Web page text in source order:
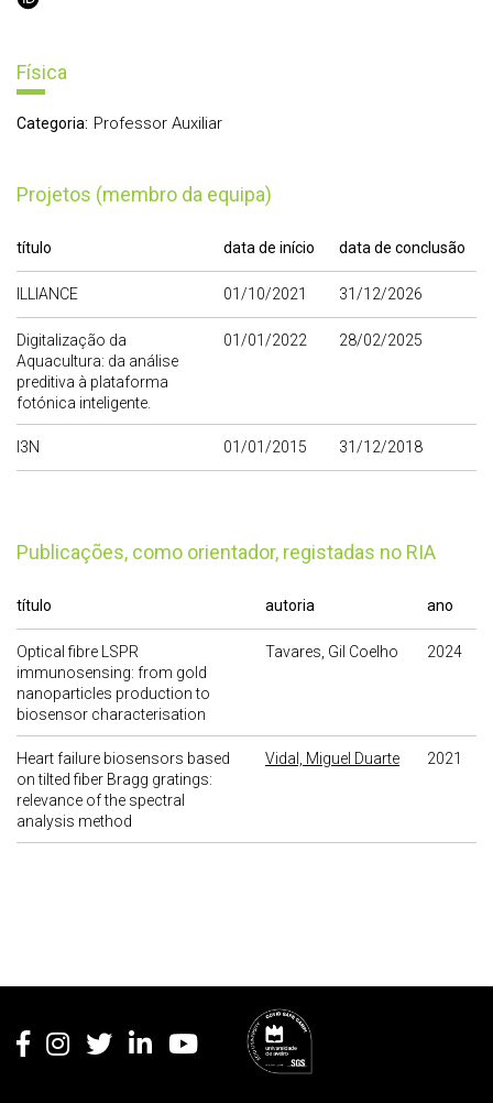
Física
Categoria: Professor Auxiliar
Projetos (membro da equipa)
título data de início data de conclusão
ILLIANCE 01/10/2021 31/12/2026
Digitalização da
Aquacultura: da análise
preditiva à plataforma
fotónica inteligente.
01/01/2022 28/02/2025
I3N 01/01/2015 31/12/2018
publicações, como orientador, registadas no RIA
título autoria ano
Optical fibre LSPR
immunosensing: from gold
nanoparticles production to
biosensor characterisation
Tavares, Gil Coelho 2024
Heart failure biosensors based
on tilted fiber Bragg gratings:
relevance of the spectral
analysis method
Vidal, Miguel Duarte 2021